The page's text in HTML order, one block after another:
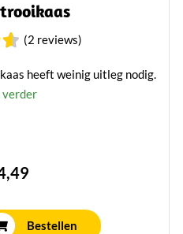
(2 reviews)
heeft weinig uitleg nodig.
verder
Bestellen